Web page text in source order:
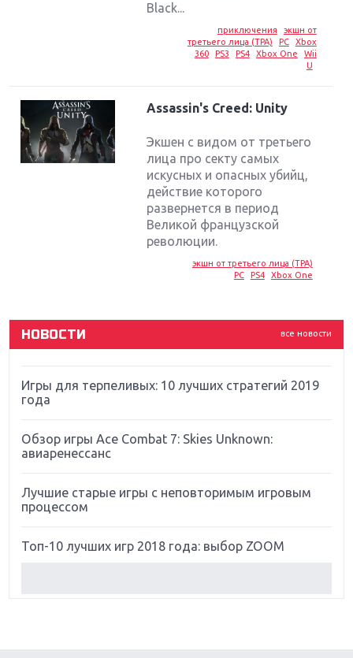
Black...
приключения
экшн от
третьего лица (TPA)
PC
Xbox
360
PS3 PS4 Xbox One
Wii
U
Assassin's Creed: Unity
Экшен с видом от третьего
лица про секту самых
искусных и опасных убийц,
действие которого
развернется в период
Великой французской
революции.
экшн от третьего лица (TPA)
PC
PS4 Xbox One
все новости
НОВОСТИ
Крупнейшие релизы мая: Nintendo, Microsoft и
Новинки для Nintendo Switch: Labo, South Park и
Far Cry 5: хвалить нельзя ругать
Игры для терпеливых: 10 лучших стратегий 2019
года
Обзор игры Ace Combat 7: Skies Unknown:
авиаренессанс
Лучшие старые игры с неповторимым игровым
процессом
Топ-10 лучших игр 2018 года: выбор ZOOM